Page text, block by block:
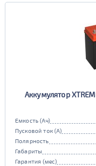
Аккумулятор
Емкость (Ач)
Пусковой ток (А)
Полярность
Габариты
Гарантия (мес)